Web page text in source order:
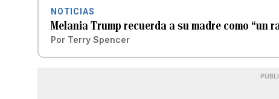
NOTICIAS
Melania Trump recuerda a su madre como “un
Por Terry Spencer